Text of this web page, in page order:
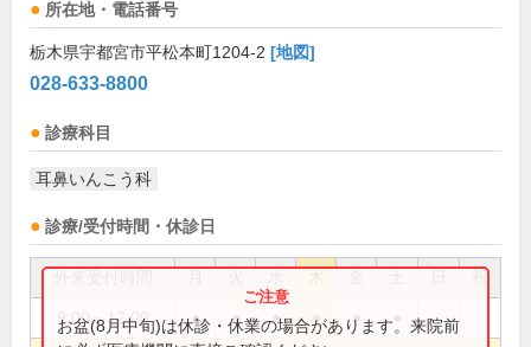
所在地・電話番号
栃木県宇都宮市平松本町1204-2 [地図]
028-633-8800
診療科目
耳鼻いんこう科
診療/受付時間・休診日
祝
9:00～12:00 ● ● ● ● ●
お盆(8月中旬)は休診・休業の場合があります。来院前